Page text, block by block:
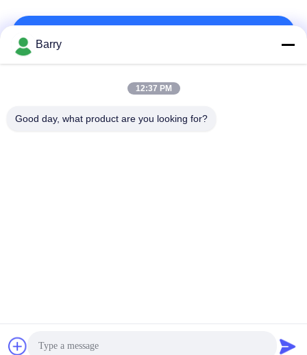
Barry
12:37 PM
Good day, what product are you looking for?